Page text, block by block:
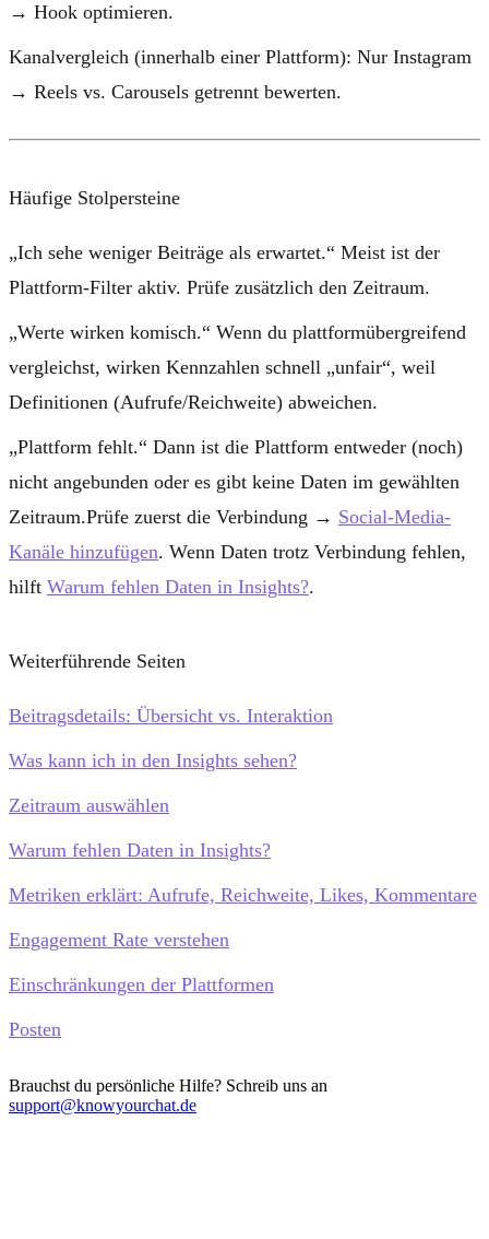
→ Hook optimieren.
Kanalvergleich (innerhalb einer Plattform): Nur Instagram
→ Reels vs. Carousels getrennt bewerten.
Häufige Stolpersteine
„Ich sehe weniger Beiträge als erwartet.“ Meist ist der
Plattform-Filter aktiv. Prüfe zusätzlich den Zeitraum.
„Werte wirken komisch.“ Wenn du plattformübergreifend
vergleichst, wirken Kennzahlen schnell „unfair“, weil
Definitionen (Aufrufe/Reichweite) abweichen.
„Plattform fehlt.“ Dann ist die Plattform entweder (noch)
nicht angebunden oder es gibt keine Daten im gewählten
Zeitraum.Prüfe zuerst die Verbindung → Social-Media-
Kanäle hinzufügen. Wenn Daten trotz Verbindung fehlen,
hilft Warum fehlen Daten in Insights?.
Weiterführende Seiten
Beitragsdetails: Übersicht vs. Interaktion
Was kann ich in den Insights sehen?
Zeitraum auswählen
Warum fehlen Daten in Insights?
Metriken erklärt: Aufrufe, Reichweite, Likes, Kommentare
Engagement Rate verstehen
Einschränkungen der Plattformen
Posten
Brauchst du persönliche Hilfe? Schreib uns an
support@knowyourchat.de